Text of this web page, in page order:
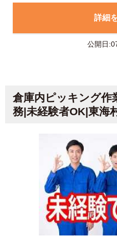
詳細
公開日
倉庫内ピッキング作
務|未経験者OK|東海